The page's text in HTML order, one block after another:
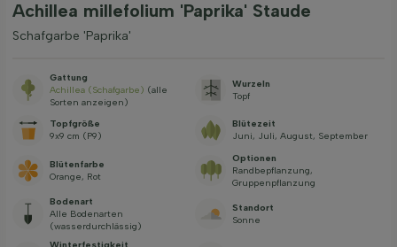
Achillea millefolium 'Paprika' Staude
Schafgarbe 'Paprika'
Gattung
Achillea (Schafgarbe) (alle
Sorten anzeigen)
Wurzeln
Topf
Topfgröße
9x9 cm (P9)
Blütezeit
Juni, Juli, August, September
Blütenfarbe
Orange, Rot
Optionen
Randbepflanzung,
Gruppenpflanzung
Bodenart
Alle Bodenarten
(wasserdurchlässig)
Standort
Sonne
Winterfestigkeit